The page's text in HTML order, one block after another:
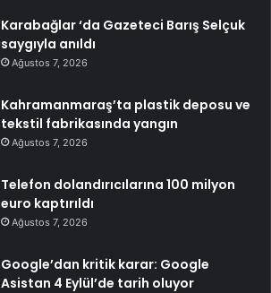
Karabağlar ‘da Gazeteci Barış Selçuk
saygıyla anıldı
Ağustos 7, 2026
Kahramanmaraş’ta plastik deposu ve
tekstil fabrikasında yangın
Ağustos 7, 2026
Telefon dolandırıcılarına 100 milyon
euro kaptırıldı
Ağustos 7, 2026
Google’dan kritik karar: Google
Asistan 4 Eylül’de tarih oluyor